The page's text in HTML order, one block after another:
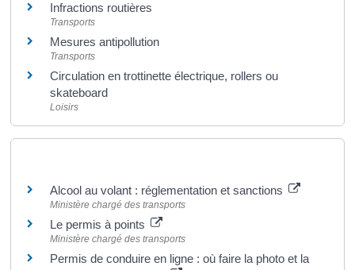
Infractions routières
Transports
Mesures antipollution
Transports
Circulation en trottinette électrique, rollers ou
skateboard
Loisirs
Alcool au volant : réglementation et sanctions
Ministère chargé des transports
Le permis à points
Ministère chargé des transports
Permis de conduire en ligne : où faire la photo et la